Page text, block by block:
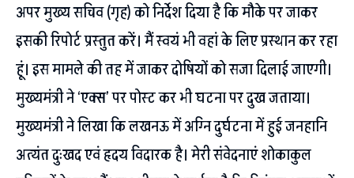
अपर मुख्य सचिव (गृह) को निर्देश दिया है कि मौके पर जाकर
इसकी रिपोर्ट प्रस्तुत करें। मैं स्वयं भी वहां के लिए प्रस्थान कर रहा
हूं। इस मामले की तह में जाकर दोषियों को सजा दिलाई जाएगी।
मुख्यमंत्री ने ‘एक्स’ पर पोस्ट कर भी घटना पर दुख जताया।
मुख्यमंत्री ने लिखा कि लखनऊ में अग्नि दुर्घटना में हुई जनहानि
अत्यंत दुःखद एवं हृदय विदारक है। मेरी संवेदनाएं शोकाकुल